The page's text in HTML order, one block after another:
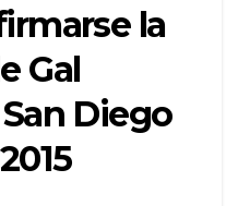
la
Gal
Diego